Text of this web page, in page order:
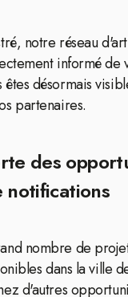
notre réseau
informé de
êtes désormais
partenaires.
des
notifications
nombre de
dans la ville
d'autres